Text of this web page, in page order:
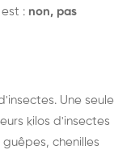
: non, pas
Une seule
kilos d'insectes
chenilles